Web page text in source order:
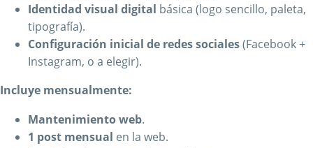
Identidad visual digital básica (logo sencillo, paleta,
tipografía).
Configuración inicial de redes sociales(Facebook +
Instagram, o a elegir).
Incluye mensualmente:
Mantenimiento web.
1 post mensual en la web.